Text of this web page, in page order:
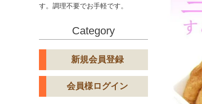
す。調理不要でお手軽です。
Category
新規会員登録
会員様ログイン